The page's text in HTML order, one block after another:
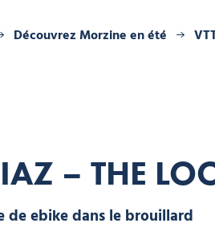
Découvrez Morzine en été
– THE
Sortie de ebike dans le